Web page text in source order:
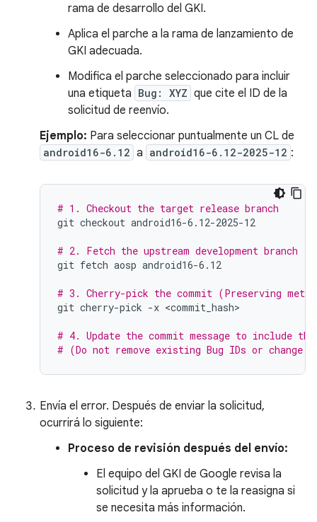
rama de desarrollo del GKI.
Aplica el parche a la rama de lanzamiento de
GKI adecuada.
Modifica el parche seleccionado para incluir
una etiqueta Bug: XYZ que cite el ID de la
solicitud de reenvío.
Ejemplo: Para seleccionar puntualmente un CL de
android16-6.12 a android16-6.12-2025-12 :
# 1. Checkout the target release branch
git checkout android16-6.12-2025-12
# 2. Fetch the upstream development branch
git fetch aosp android16-6.12
# 3. Cherry-pick the commit (Preserving
git cherry-pick -x <commit_hash>
# 4. Update the commit message to include the
# (Do not remove existing Bug IDs or change
Envía el error. Después de enviar la solicitud,
ocurrirá lo siguiente:
Proceso de revisión después del envío:
El equipo del GKI de Google revisa la
solicitud y la aprueba o te la reasigna si
se necesita más información.